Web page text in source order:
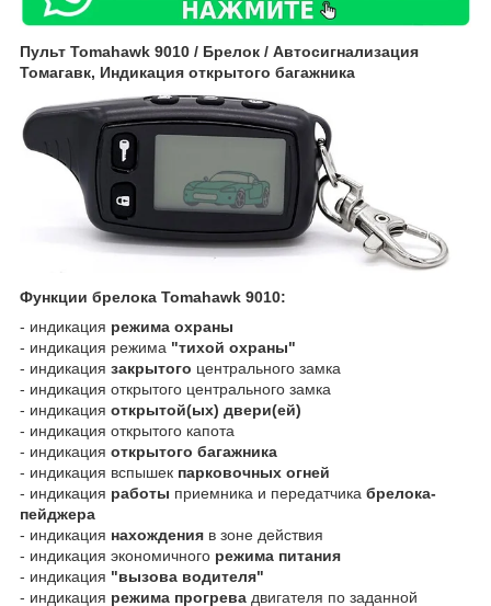
Пульт Tomahawk 9010 / Брелок / Автосигнализация
Томагавк, Индикация открытого багажника
Функции брелока Tomahawk 9010:
- индикация режима охраны
- индикация режима "тихой охраны"
- индикация закрытого центрального замка
- индикация открытого центрального замка
- индикация открытой(ых) двери(ей)
- индикация открытого капота
- индикация открытого багажника
- индикация вспышек парковочных огней
- индикация работы приемника и передатчика брелока-
пейджера
- индикация нахождения в зоне действия
- индикация экономичного режима питания
- индикация "вызова водителя"
- индикация режима прогрева двигателя по заданной